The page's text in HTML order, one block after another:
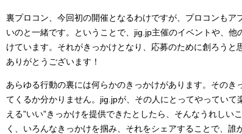
裏プロコン、今回初の開催となるわけですが、プロコンもア
いのと一緒です。ということで、jig.jp主催のイベントや、
けています。それがきっかけとなり、応募のために創ろうと
ありがとうございます！
あらゆる行動の裏には何らかのきっかけがあります。そのき
てくるか分かりません。jig.jpが、その人にとってやっていて
える”いい”きっかけを提供できたとしたら、そんなうれしい
く、いろんなきっかけを掴み、それをシェアすることで、誰